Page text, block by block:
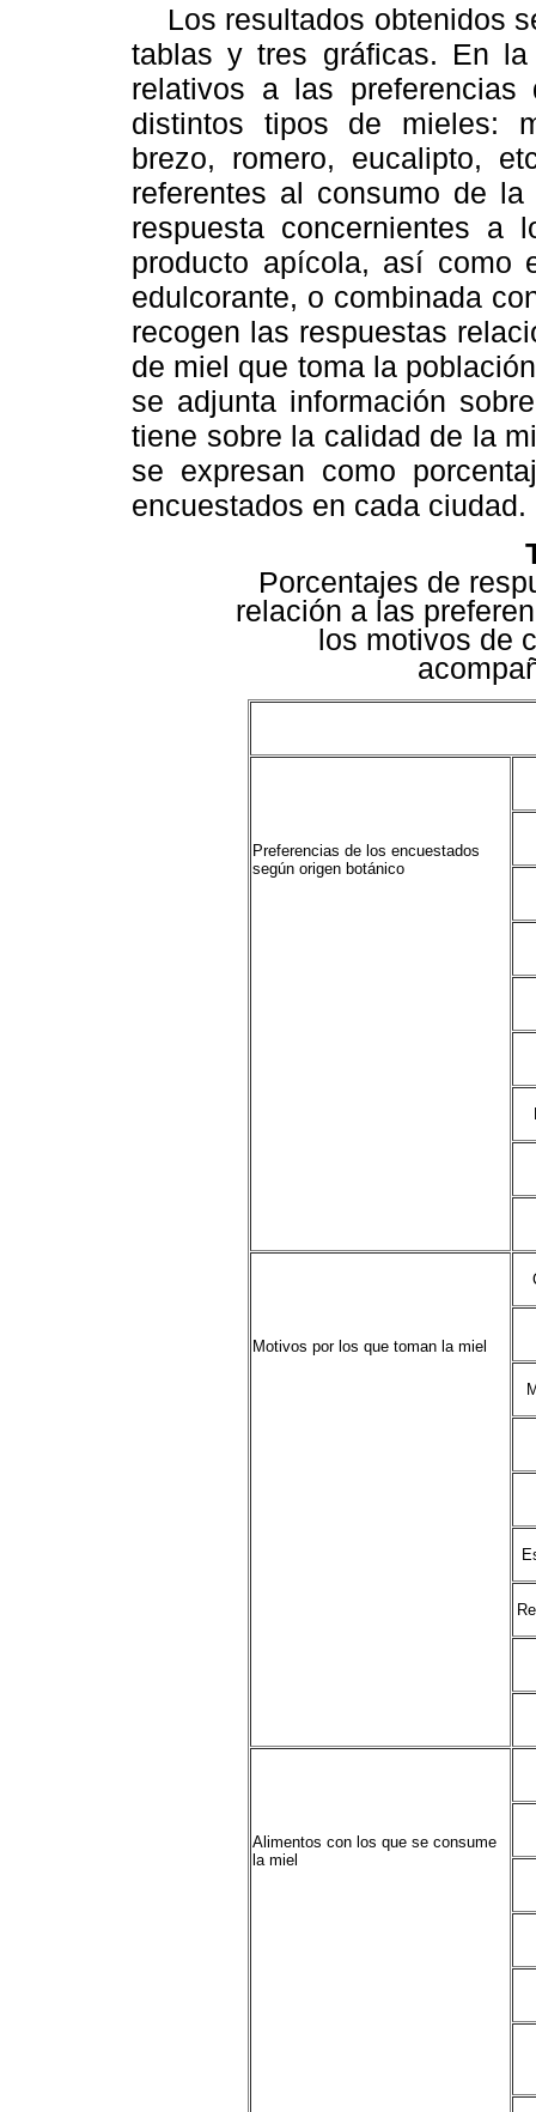
Los resultados obtenidos
tablas y tres gráficas. En
relativos a las
distintos tipos de mieles:
brezo, romero, eucalipto,
referentes al consumo de
respuesta concernientes a
producto apícola, así como
edulcorante, o combinada
recogen las respuestas
de miel que toma la
se adjunta información
tiene sobre la calidad de la
se expresan como
encuestados en cada ciudad.
Porcentajes de
relación a las
los motivos de
Preferencias de los encuestados
según origen botánico
Motivos por los que toman la miel
Alimentos con los que se consume
la miel